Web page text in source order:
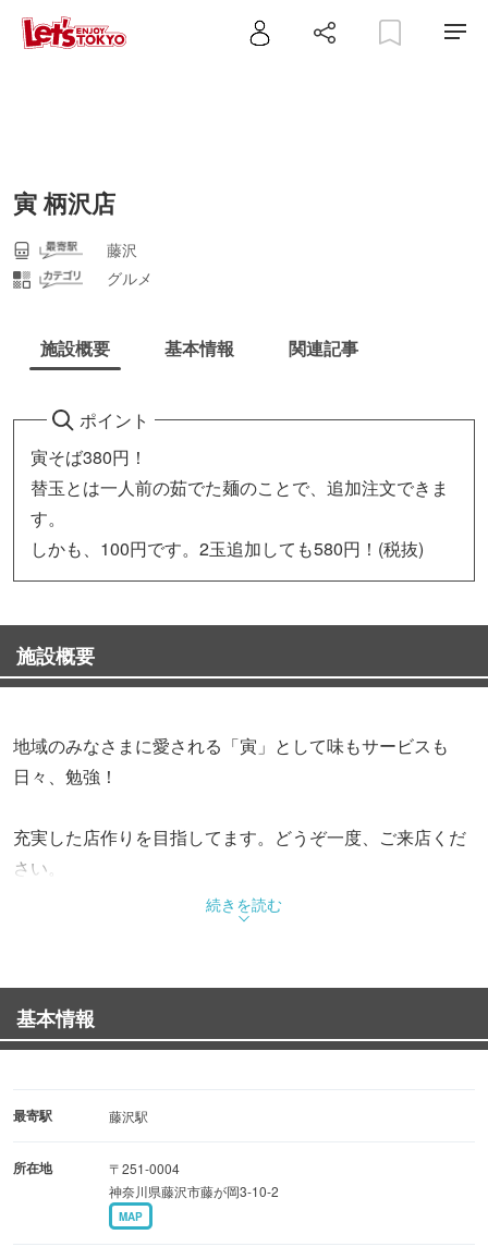
寅 柄沢店
藤沢
グルメ
施設概要 基本情報 関連記事
ポイント
寅そば380円！
替玉とは一人前の茹でた麺のことで、追加注文できま
す。
しかも、100円です。2玉追加しても580円！(税抜)
施設概要
地域のみなさまに愛される「寅」として味もサービスも
日々、勉強！
充実した店作りを目指してます。どうぞ一度、ご来店くだ
さい。
続きを読む
基本情報
最寄駅 藤沢駅
所在地
〒251-0004
神奈川県藤沢市藤が岡3-10-2
MAP